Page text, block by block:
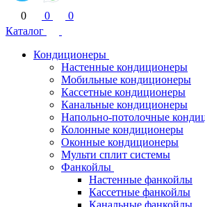
0 0
0
Каталог
Кондиционеры
Настенные кондиционеры
Мобильные кондиционеры
Кассетные кондиционеры
Канальные кондиционеры
Напольно-потолочные
Колонные кондиционеры
Оконные кондиционеры
Мульти сплит системы
Фанкойлы
Настенные фанкойлы
Кассетные фанкойлы
Канальные фанкойлы